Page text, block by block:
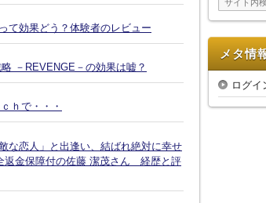
て効果どう？体験者のレビュー
－REVENGE－の効果は嘘？
ｈで・・・
な恋人」と出逢い、結ばれ絶対に幸せ
返金保障付の佐藤 潔茂さん 経歴と評
ブ
メタ情
ログイ